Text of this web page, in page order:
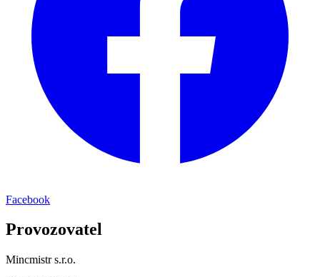
Facebook
Provozovatel
Mincmistr s.r.o.